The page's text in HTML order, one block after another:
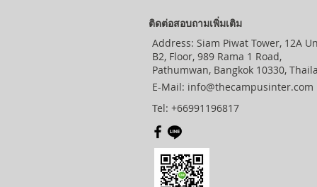
ติดต่อสอบถามเพิ่มเติม
Address: Siam Piwat Tower, 12A
B2, Floor, 989 Rama 1 Road,
Pathumwan, Bangkok 10330,
E-Mail: info@thecampusinter.com
Tel: +66991196817